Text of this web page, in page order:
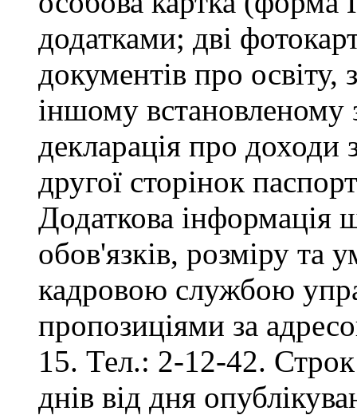
додатками; дві
документів про освіту,
іншому встановленому
декларація про доходи
другої сторінок
Додаткова інформація
обов'язків, розміру та
кадровою службою
пропозиціями за
15. Тел.: 2-12-42.
днів від дня